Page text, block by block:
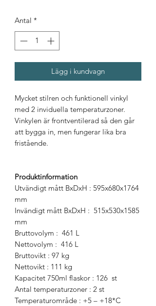
Antal *
Lägg i kundvagn
Mycket stilren och funktionell vinkyl
med 2 inviduella temperaturzoner.
Vinkylen är frontventilerad så den går
att bygga in, men fungerar lika bra
fristående.
Produktinformation
Utvändigt mått BxDxH : 595x680x1764
mm
Invändigt mått BxDxH : 515x530x1585
mm
Bruttovolym : 461 L
Nettovolym : 416 L
Bruttovikt : 97 kg
Nettovikt : 111 kg
Kapacitet 750ml flaskor : 126 st
Antal temperaturzoner : 2 st
Temperaturområde : +5 – +18*C